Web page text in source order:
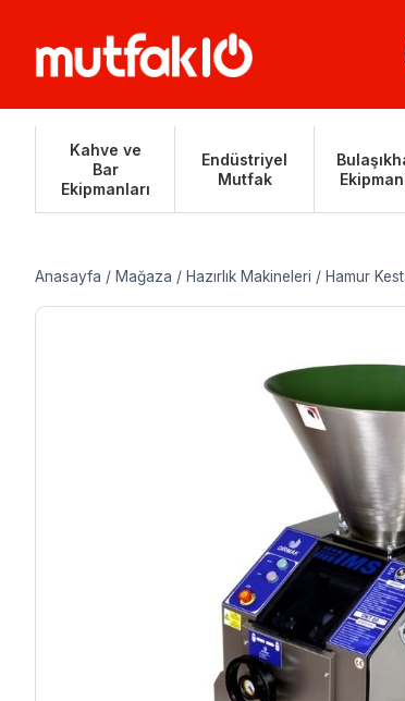
Kahve ve
Bar
Ekipmanları
Endüstriyel
Mutfak
Anasayfa / Mağaza / Hazırlık Makineleri / Hamur